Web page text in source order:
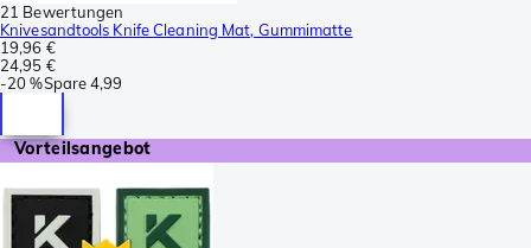
21 Bewertungen
Knivesandtools Knife Cleaning Mat, Gummimatte
19,96 €
24,95 €
-20 %Spare4,99
Vorteilsangebot